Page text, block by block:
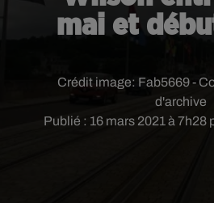
mai et
Publié : 16 mars 2021 à 7h28
Crédit image: Fab5669 -
d'archive